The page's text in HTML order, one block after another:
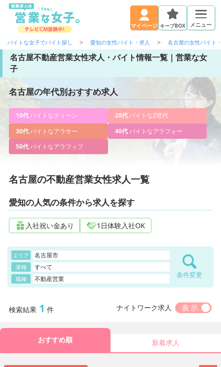
マイページ キープBOX メニュー
バイトな女子でバイト探し 愛知の女性バイト・求人 名古屋の女性バイト
名古屋不動産営業女性求人・バイト情報一覧｜営業な女
子
名古屋の年代別おすすめ求人
10代バイトなティーン 20代バイトなZ世代
30代バイトなアラサー 40代バイトなアラフォー
50代バイトなアラフィフ
名古屋の不動産営業女性求人一覧
愛知の人気の条件から求人を探す
入社祝い金あり 1日体験入社OK
エリア 名古屋市
業種 すべて
職種 不動産営業 条件変更
検索結果 1 件 ナイトワーク求人
おすすめ順 新着求人